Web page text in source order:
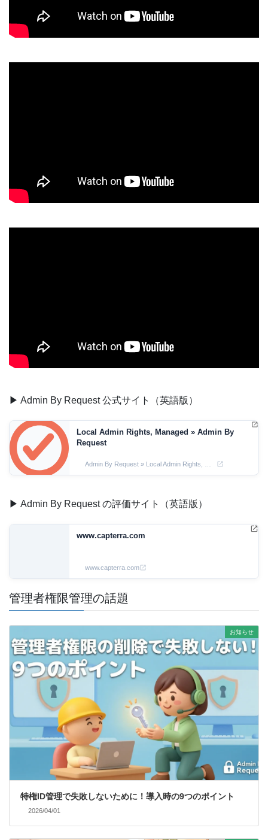
▶ Admin By Request 公式サイト（英語版）
Local Admin Rights, Managed » Admin By
Request
▶ Admin By Request の評価サイト（英語版）
www.capterra.com
www.capterra.com
管理者権限管理の話題
お知らせ
特権ID管理で失敗しないために！導入時の9つのポイント
2026/04/01